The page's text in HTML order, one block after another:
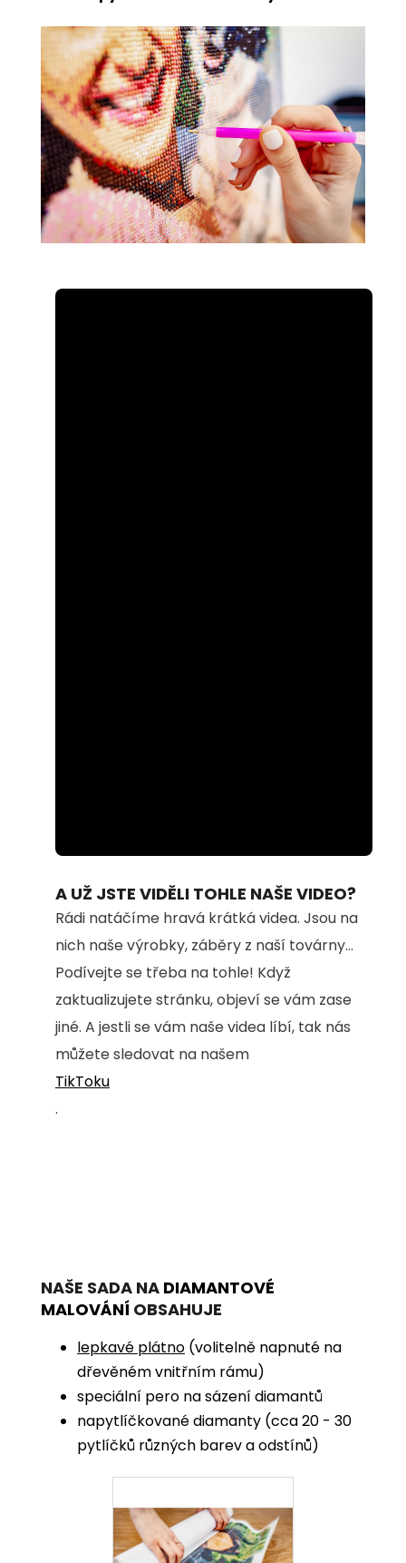
24.37%
A UŽ JSTE VIDĚLI TOHLE NAŠE VIDEO?
Rádi natáčíme hravá krátká videa. Jsou na
nich naše výrobky, záběry z naší továrny...
Podívejte se třeba na tohle! Když
zaktualizujete stránku, objeví se vám zase
jiné. A jestli se vám naše videa líbí, tak nás
můžete sledovat na našem
TikToku
.
NAŠE SADA NA DIAMANTOVÉ
MALOVÁNÍ OBSAHUJE
lepkavé plátno (volitelně napnuté na
dřevěném vnitřním rámu)
speciální pero na sázení diamantů
napytlíčkované diamanty (cca 20 - 30
pytlíčků různých barev a odstínů)